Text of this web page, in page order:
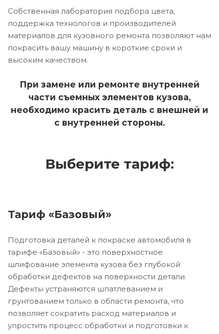
Собственная лаборатория подбора цвета,
поддержка технологов и производителей
материалов для кузовного ремонта позволяют нам
покрасить вашу машину в короткие сроки и
высоким качеством.
При замене или ремонте внутренней
части съемных элементов кузова,
необходимо красить деталь с внешней и
с внутренней стороны.
Выберите тариф:
Тариф «Базовый»
Подготовка деталей к покраске автомобиля в
тарифе «Базовый» - это поверхностное
шлифование элемента кузова без глубокой
обработки дефектов на поверхности детали.
Дефекты устраняются шпатлеванием и
грунтованием только в области ремонта, что
позволяет сократить расход материалов и
упростить процесс обработки и подготовки к